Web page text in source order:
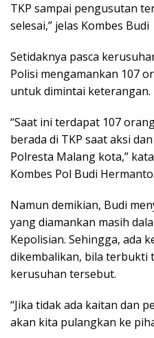
TKP sampai pengusutan
selesai,” jelas Kombes Budi
Setidaknya pasca
Polisi mengamankan 107
untuk dimintai keterangan.
“Saat ini terdapat 107
berada di TKP saat aksi
Polresta Malang kota,”
Kombes Pol Budi Hermanto.
Namun demikian, Budi
yang diamankan masih
Kepolisian. Sehingga, ada
dikembalikan, bila terbukti
kerusuhan tersebut.
“Jika tidak ada kaitan dan
akan kita pulangkan ke